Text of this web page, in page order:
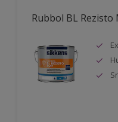
Rubbol BL Rezisto